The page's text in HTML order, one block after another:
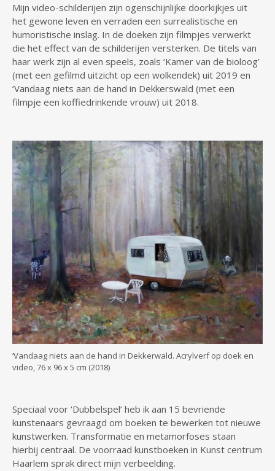
Mijn video-schilderijen zijn ogenschijnlijke doorkijkjes uit
het gewone leven en verraden een surrealistische en
humoristische inslag. In de doeken zijn filmpjes verwerkt
die het effect van de schilderijen versterken. De titels van
haar werk zijn al even speels, zoals ‘Kamer van de bioloog’
(met een gefilmd uitzicht op een wolkendek) uit 2019 en
‘Vandaag niets aan de hand in Dekkerswald (met een
filmpje een koffiedrinkende vrouw) uit 2018.
‘Vandaag niets aan de hand in Dekkerwald. Acrylverf op doek en
video, 76 x 96 x 5 cm (2018)
Speciaal voor ‘Dubbelspel’ heb ik aan 15 bevriende
kunstenaars gevraagd om boeken te bewerken tot nieuwe
kunstwerken. Transformatie en metamorfoses staan
hierbij centraal. De voorraad kunstboeken in Kunst centrum
Haarlem sprak direct mijn verbeelding.